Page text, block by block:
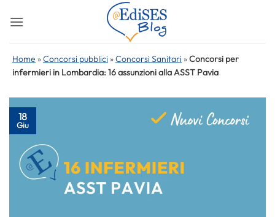
Home »Concorsi pubblici »Concorsi Sanitari »Concorsi per
infermieri in Lombardia: 16 assunzioni alla ASST Pavia
18
Giu